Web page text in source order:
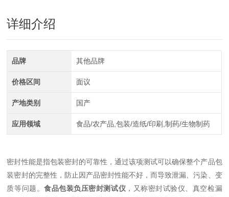
详细介绍
品牌 其他品牌
价格区间 面议
产地类别 国产
应用领域 食品/农产品,包装/造纸/印刷,制药/生物制药
密封性能是指包装密封的可靠性，通过该项测试可以确保整个产品包
装密封的完整性，防止因产品密封性能不好，而导致泄漏、污染、变
质等问题。食品包装负压密封测试仪 ，又称密封试验仪、真空检漏